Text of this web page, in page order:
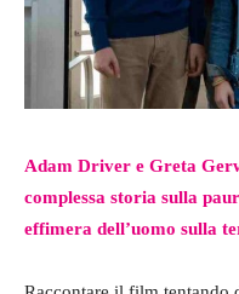
Adam Driver e Greta
complessa storia sulla
effimera dell’uomo sulla